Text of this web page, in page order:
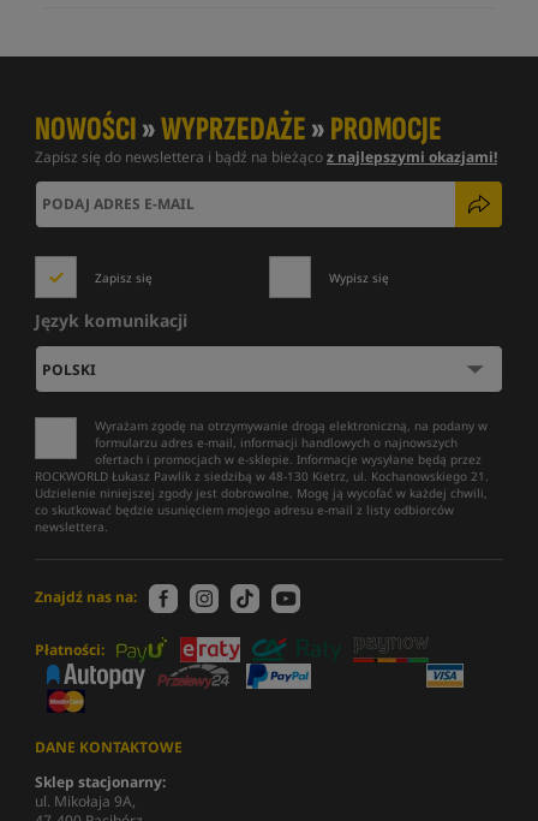
NOWOŚCI»WYPRZEDAŻE»PROMOCJE
Zapisz się do newslettera i bądź na bieżącoz najlepszymi okazjami!
Zapisz się Wypisz się
Język komunikacji
Wyrażam zgodę na otrzymywanie drogą elektroniczną, na podany w
formularzu adres e-mail, informacji handlowych o najnowszych
ofertach i promocjach w e-sklepie. Informacje wysyłane będą przez
ROCKWORLD Łukasz Pawlik z siedzibą w 48-130 Kietrz, ul. Kochanowskiego 21.
Udzielenie niniejszej zgody jest dobrowolne. Mogę ją wycofać w każdej chwili,
co skutkować będzie usunięciem mojego adresu e-mail z listy odbiorców
newslettera.
Znajdź nas na:
Płatności:
DANE KONTAKTOWE
Sklep stacjonarny:
ul. Mikołaja 9A,